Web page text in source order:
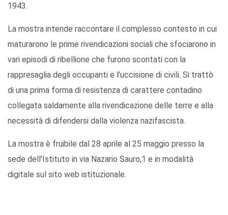
1943.
La mostra intende raccontare il complesso contesto in cui
maturarono le prime rivendicazioni sociali che sfociarono in
vari episodi di ribellione che furono scontati con la
rappresaglia degli occupanti e l’uccisione di civili. Si trattò
di una prima forma di resistenza di carattere contadino
collegata saldamente alla rivendicazione delle terre e alla
necessità di difendersi dalla violenza nazifascista.
La mostra è fruibile dal 28 aprile al 25 maggio presso la
sede dell’Istituto in via Nazario Sauro,1 e in modalità
digitale sul sito web istituzionale.